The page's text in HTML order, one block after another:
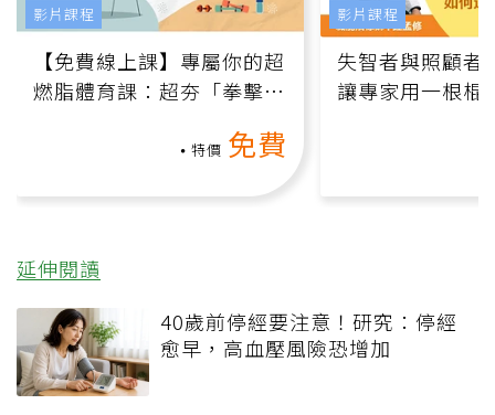
【免費線上課】專屬你的超
燃脂體育課：超夯「拳擊有
特價 免費
影片課程
失智者與照顧者
讓專家用一根棍
影片課程
延伸閱讀
40歲前停經要注意！研究：停經
愈早，高血壓風險恐增加